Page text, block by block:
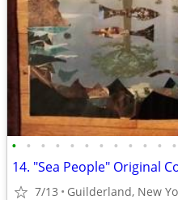
• • • • • • • • • • • •
14. "Sea People" Original
7/13 Guilderland, New